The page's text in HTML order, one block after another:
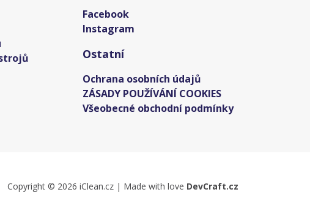
Facebook
Instagram
Ostatní
Ochrana osobních údajů
ZÁSADY POUŽÍVÁNÍ COOKIES
Všeobecné obchodní podmínky
Copyright © 2026 iClean.cz | Made with love DevCraft.cz